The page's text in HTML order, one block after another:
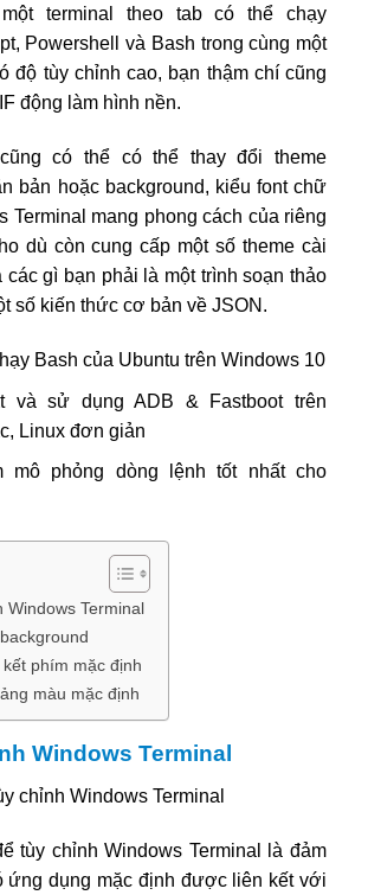
terminal theo tab có thể chạy
Powershell và Bash trong cùng một
độ tùy chỉnh cao, bạn thậm chí cũng
động làm hình nền.
có thể có thể thay đổi theme
bản hoặc background, kiểu font chữ
Terminal mang phong cách của riêng
dù còn cung cấp một số theme cài
gì bạn phải là một trình soạn thảo
số kiến thức cơ bản về JSON.
Bash của Ubuntu trên Windows 10
và sử dụng ADB & Fastboot trên
Linux đơn giản
mô phỏng dòng lệnh tốt nhất cho
Windows Terminal
phím mặc định
màu mặc định
Windows Terminal
tùy chỉnh Windows Terminal là đảm
ứng dụng mặc định được liên kết với